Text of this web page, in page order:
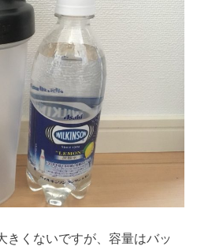
きくないですが、容量はバッ